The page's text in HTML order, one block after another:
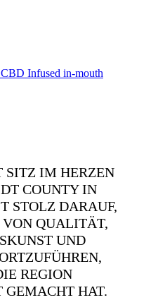
SITZ IM HERZEN
COUNTY IN
STOLZ DARAUF,
QUALITÄT,
UND
REGION
GEMACHT HAT.